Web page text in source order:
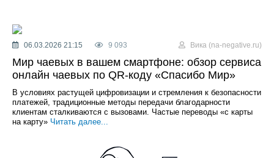
06.03.2026 21:15 9 093 Вика (na-negative.ru)
Мир чаевых в вашем смартфоне: обзор сервиса
онлайн чаевых по QR-коду «Спасибо Мир»
В условиях растущей цифровизации и стремления к безопасности
платежей, традиционные методы передачи благодарности
клиентам сталкиваются с вызовами. Частые переводы «с карты
на карту» Читать далее...